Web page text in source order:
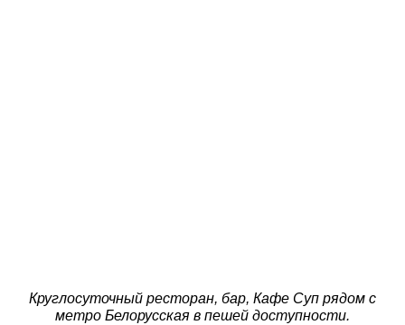
Круглосуточный ресторан, бар, Кафе Суп рядом с
метро Белорусская в пешей доступности.